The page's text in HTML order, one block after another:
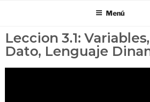
Menú
Leccion 3.1:
Dato, Lenguaje